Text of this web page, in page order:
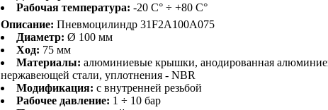
Рабочая температура: -20 С° ÷ +80 С°
Описание: Пневмоцилиндр 31F2A100A075
Диаметр: Ø 100 мм
Ход: 75 мм
Материалы: алюминиевые крышки, анодированная
нержавеющей стали, уплотнения - NBR
Модификация: с внутренней резьбой
Рабочее давление: 1 ÷ 10 бар